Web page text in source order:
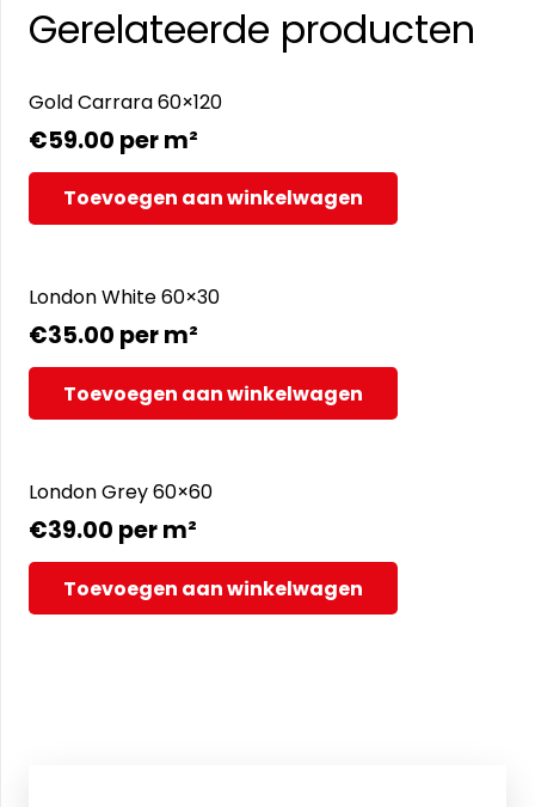
Gerelateerde producten
Gold Carrara 60×120
€59.00 per m²
Toevoegen aan winkelwagen
London White 60×30
€35.00 per m²
Toevoegen aan winkelwagen
London Grey 60×60
€39.00 per m²
Toevoegen aan winkelwagen